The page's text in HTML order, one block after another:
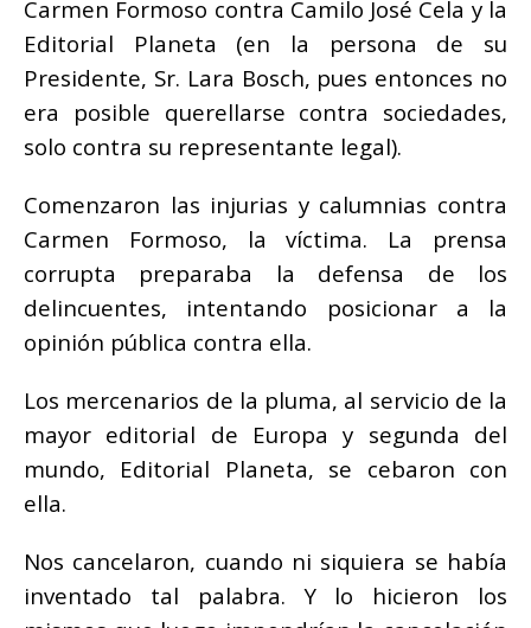
Carmen Formoso contra Camilo José Cela y la
Editorial Planeta (en la persona de su
Presidente, Sr. Lara Bosch, pues entonces no
era posible querellarse contra sociedades,
solo contra su representante legal).
Comenzaron las injurias y calumnias contra
Carmen Formoso, la víctima. La prensa
corrupta preparaba la defensa de los
delincuentes, intentando posicionar a la
opinión pública contra ella.
Los mercenarios de la pluma, al servicio de la
mayor editorial de Europa y segunda del
mundo, Editorial Planeta, se cebaron con
ella.
Nos cancelaron, cuando ni siquiera se había
inventado tal palabra. Y lo hicieron los